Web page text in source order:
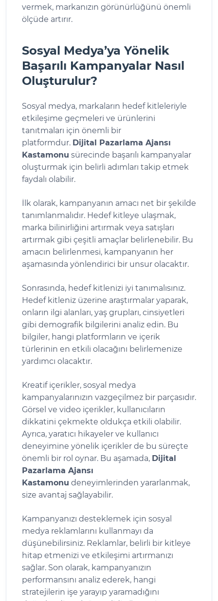
vermek, markanızın görünürlüğünü önemli
ölçüde artırır.
Sosyal Medya’ya Yönelik
Başarılı Kampanyalar Nasıl
Oluşturulur?
Sosyal medya, markaların hedef kitleleriyle
etkileşime geçmeleri ve ürünlerini
tanıtmaları için önemli bir
platformdur. Dijital Pazarlama Ajansı
Kastamonu sürecinde başarılı kampanyalar
oluşturmak için belirli adımları takip etmek
faydalı olabilir.
İlk olarak, kampanyanın amacı net bir şekilde
tanımlanmalıdır. Hedef kitleye ulaşmak,
marka bilinirliğini artırmak veya satışları
artırmak gibi çeşitli amaçlar belirlenebilir. Bu
amacın belirlenmesi, kampanyanın her
aşamasında yönlendirici bir unsur olacaktır.
Sonrasında, hedef kitlenizi iyi tanımalısınız.
Hedef kitleniz üzerine araştırmalar yaparak,
onların ilgi alanları, yaş grupları, cinsiyetleri
gibi demografik bilgilerini analiz edin. Bu
bilgiler, hangi platformların ve içerik
türlerinin en etkili olacağını belirlemenize
yardımcı olacaktır.
Kreatif içerikler, sosyal medya
kampanyalarınızın vazgeçilmez bir parçasıdır.
Görsel ve video içerikler, kullanıcıların
dikkatini çekmekte oldukça etkili olabilir.
Ayrıca, yaratıcı hikayeler ve kullanıcı
deneyimine yönelik içerikler de bu süreçte
önemli bir rol oynar. Bu aşamada, Dijital
Pazarlama Ajansı
Kastamonu deneyimlerinden yararlanmak,
size avantaj sağlayabilir.
Kampanyanızı desteklemek için sosyal
medya reklamlarını kullanmayı da
düşünebilirsiniz. Reklamlar, belirli bir kitleye
hitap etmenizi ve etkileşimi artırmanızı
sağlar. Son olarak, kampanyanızın
performansını analiz ederek, hangi
stratejilerin işe yarayıp yaramadığını